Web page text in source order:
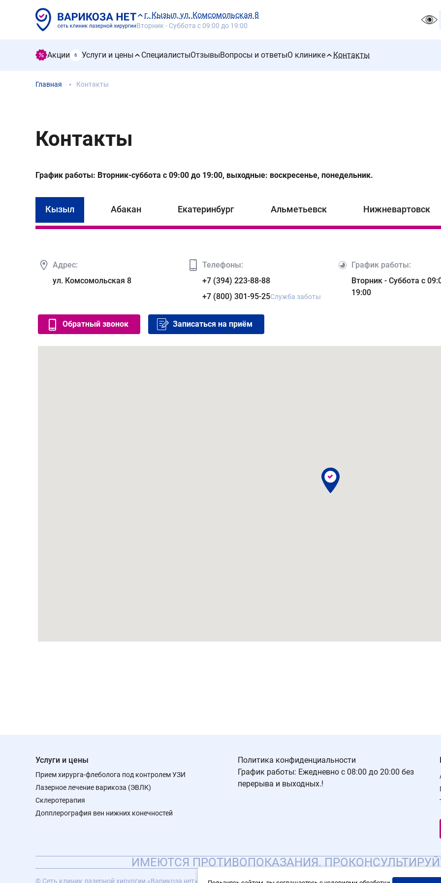
г. Кызыл, ул. Комсомольская 8
Вторник - Суббота с 09:00 до 19:00
Акции 6 Услуги и цены СпециалистыОтзывыВопросы и ответыО клинике Контакты
Главная Контакты
Контакты
График работы: Вторник-суббота с 09:00 до 19:00, выходные: воскресенье, понедельник.
Кызыл Абакан Екатеринбург Альметьевск Нижневартовск
Адрес:
ул. Комсомольская 8
Телефоны:
+7 (394) 223-88-88
+7 (800) 301-95-25Служба заботы
График работы:
Вторник - Суббота с
19:00
Обратный звонок Записаться на приём
Услуги и цены
Прием хирурга-флеболога под контролем УЗИ
Лазерное лечение варикоза (ЭВЛК)
Склеротерапия
Допплерография вен нижних конечностей
Политика конфиденциальности
График работы: Ежедневно с 08:00 до 20:00 без
перерыва и выходных.!
ИМЕЮТСЯ ПРОТИВОПОКАЗАНИЯ.
© Сеть клиник лазерной хирургии «Варикоза нет», 2026